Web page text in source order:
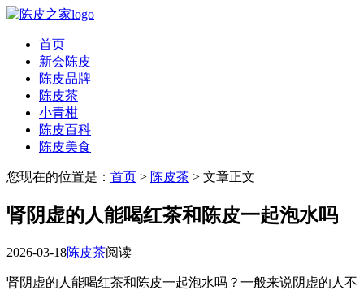
首页
新会陈皮
陈皮品牌
陈皮茶
小青柑
陈皮百科
陈皮美食
您现在的位置是： 首页 > 陈皮茶 > 文章正文
肾阴虚的人能喝红茶和陈皮一起泡水吗
2026-03-18陈皮茶阅读
肾阴虚的人能喝红茶和陈皮一起泡水吗？一般来说阴虚的人不